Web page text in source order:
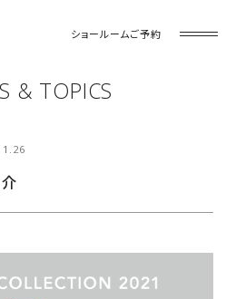
ショールームご予約
& TOPICS